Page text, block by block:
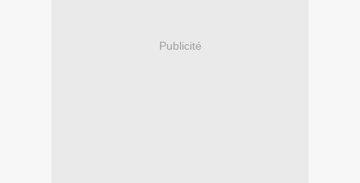
Publicité